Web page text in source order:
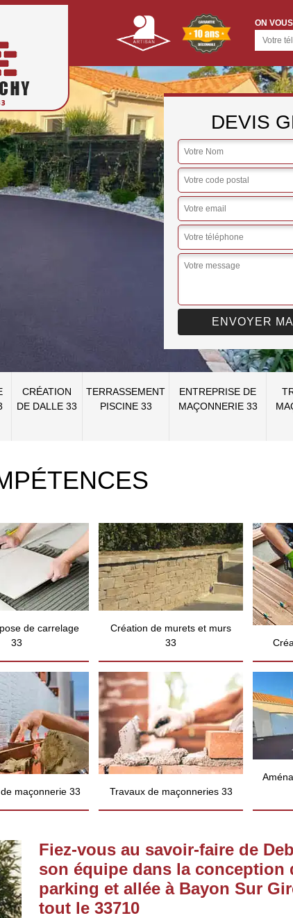
ON
DEVIS
CRÉATION
DE DALLE 33
TERRASSEMENT
PISCINE 33
ENTREPRISE DE
MAÇONNERIE 33
de carrelage
33
Création de murets et murs
33
maçonnerie 33 Travaux de maçonneries 33
Fiez-vous au savoir-faire de
son équipe dans la conception
parking et allée à Bayon Sur
tout le 33710